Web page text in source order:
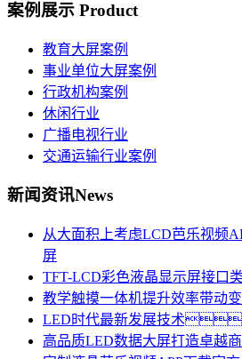
案例展示 Product
教育大屏案例
事业单位大屏案例
行政机构案例
休闲行业
广播电视行业
交通运输行业案例
新闻资讯News
从大面积上考虑LCD芭乐视频
屏
TFT-LCD彩色液晶显示屏接口
教学触摸一体机提升效率带动
LED时代最新发展技术
高品质LED数据大屏打造卓越